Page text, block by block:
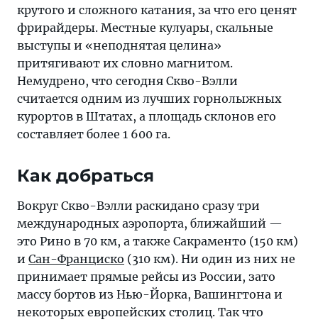
крутого и сложного катания, за что его ценят
фрирайдеры. Местные кулуары, скальные
выступы и «неподнятая целина»
притягивают их словно магнитом.
Немудрено, что сегодня Скво-Вэлли
считается одним из лучших горнолыжных
курортов в Штатах, а площадь склонов его
составляет более 1 600 га.
Как добраться
Вокруг Скво-Вэлли раскидано сразу три
международных аэропорта, ближайший —
это Рино в 70 км, а также Сакраменто (150 км)
и Сан-Франциско (310 км). Ни один из них не
принимает прямые рейсы из России, зато
массу бортов из Нью-Йорка, Вашингтона и
некоторых европейских столиц. Так что